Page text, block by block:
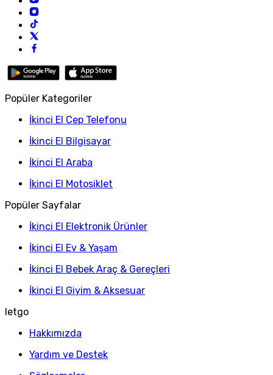
Popüler Kategoriler
İkinci El Cep Telefonu
İkinci El Bilgisayar
İkinci El Araba
İkinci El Motosiklet
Popüler Sayfalar
İkinci El Elektronik Ürünler
İkinci El Ev & Yaşam
İkinci El Bebek Araç & Gereçleri
İkinci El Giyim & Aksesuar
letgo
Hakkımızda
Yardım ve Destek